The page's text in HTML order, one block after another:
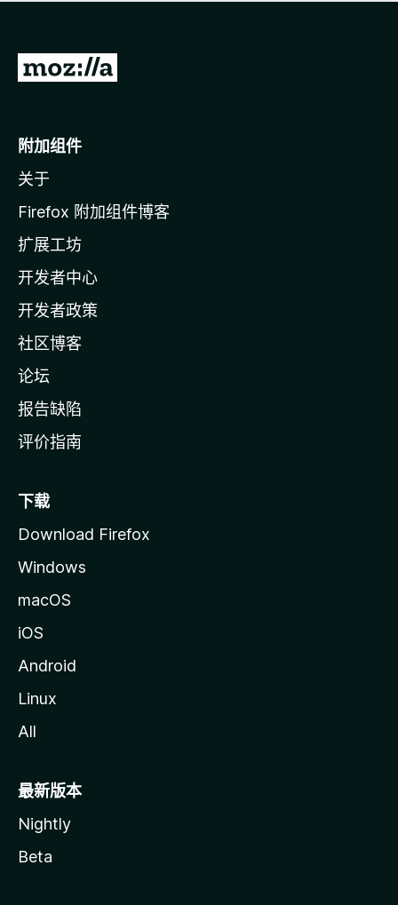
无
转
o
i
l
a
主
页
附加组件
关于
Firefox 附加组件博客
扩展工坊
开发者中心
开发者政策
社区博客
论坛
报告缺陷
评价指南
下载
Download Firefox
Windows
macOS
iOS
Android
Linux
All
最新版本
Nightly
Beta